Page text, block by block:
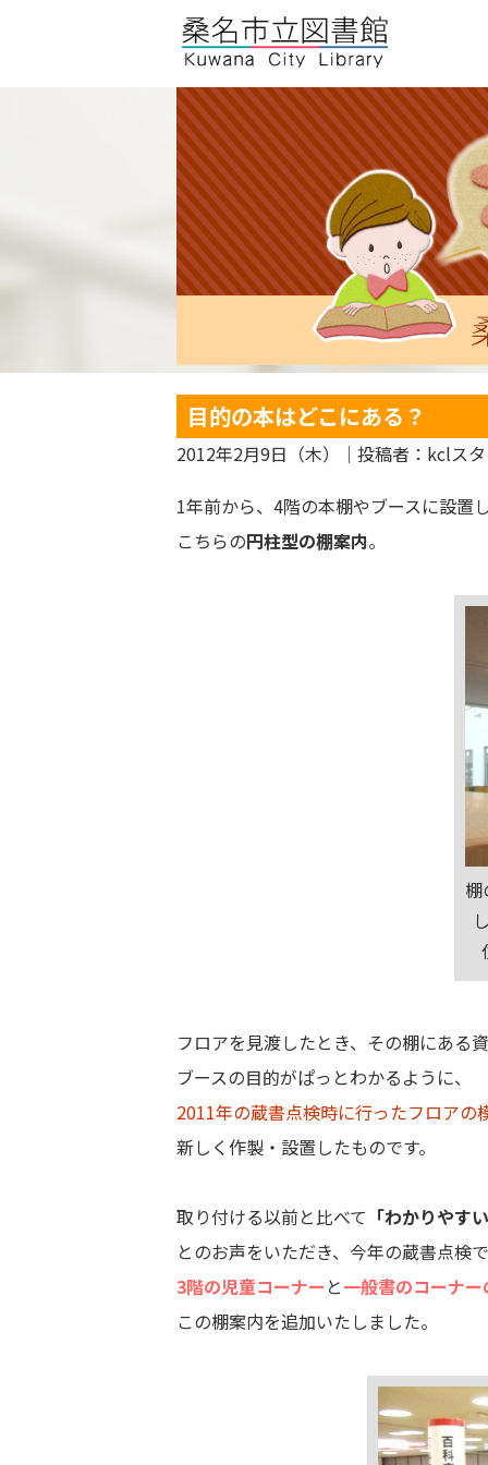
目的の本はどこにある？
2012年2月9日（木）
｜投稿者：kclス
1年前から、4階の本棚やブースに設置
こちらの円柱型の棚案内。
棚
フロアを見渡したとき、その棚にある
ブースの目的がぱっとわかるように、
2011年の蔵書点検時に行ったフロアの
新しく作製・設置したものです。
取り付ける以前と比べて 「わかりやす
とのお声をいただき、今年の蔵書点検
3階の児童コーナー と一般書のコーナ
この棚案内を追加いたしました。